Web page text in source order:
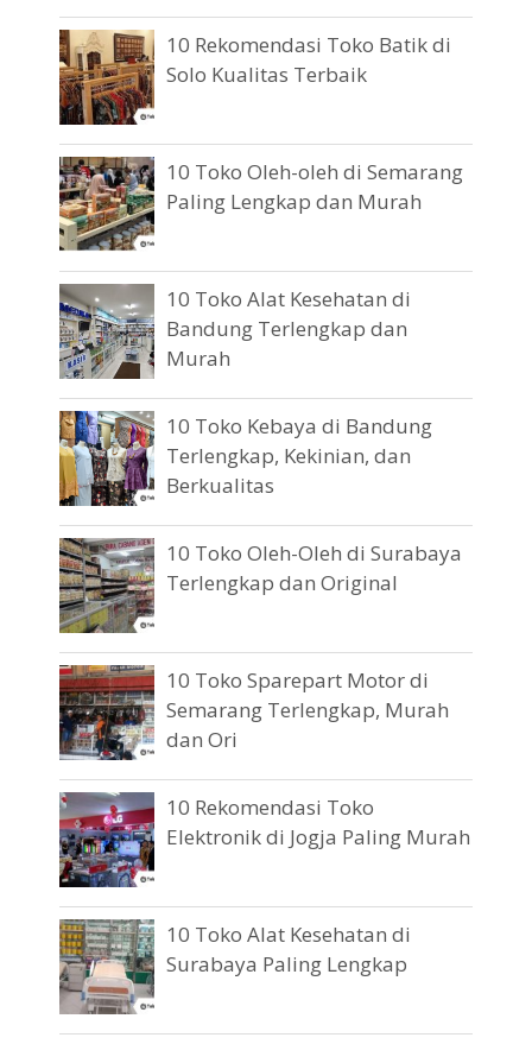
10 Rekomendasi Toko Batik di
Solo Kualitas Terbaik
10 Toko Oleh-oleh di Semarang
Paling Lengkap dan Murah
10 Toko Alat Kesehatan di
Bandung Terlengkap dan
Murah
10 Toko Kebaya di Bandung
Terlengkap, Kekinian, dan
Berkualitas
10 Toko Oleh-Oleh di Surabaya
Terlengkap dan Original
10 Toko Sparepart Motor di
Semarang Terlengkap, Murah
dan Ori
10 Rekomendasi Toko
Elektronik di Jogja Paling Murah
10 Toko Alat Kesehatan di
Surabaya Paling Lengkap